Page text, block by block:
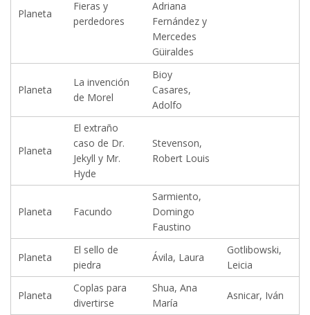
Planeta
Fieras y
perdedores
Adriana
Fernández y
Mercedes
Güiraldes
Planeta
La invención
de Morel
Bioy
Casares,
Adolfo
Planeta
El extraño
caso de Dr.
Jekyll y Mr.
Hyde
Stevenson,
Robert Louis
Planeta Facundo
Sarmiento,
Domingo
Faustino
Planeta
El sello de
piedra
Ávila, Laura
Gotlibowski,
Leicia
Planeta
Coplas para
divertirse
Shua, Ana
María
Asnicar, Iván